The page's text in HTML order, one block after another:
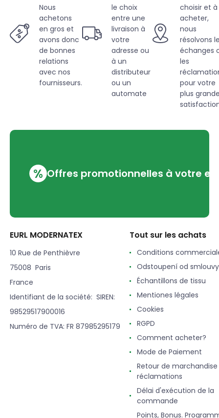
Nous
achetons
en gros et
avons donc
de bonnes
relations
avec nos
fournisseurs.
le choix
entre une
livraison à
votre
adresse ou
à un
distributeur
ou un
automate
choisir et à
acheter,
nous
résolvons
échanges
les
pour votre
plus
% Offres promotionnelles à votre
EURL MODERNATEX
10 Rue de Penthièvre
75008 Paris
France
Identifiant de la société: SIREN:
98529517900016
Numéro de TVA: FR 87985295179
Tout sur les achats
Conditions
Odstoupení od smlouvy
Échantillons de tissu
Mentiones légales
Cookies
RGPD
Comment acheter?
Mode de Paiement
Retour de
réclamations
Délai d'exécution de la
commande
Points, Bonus.